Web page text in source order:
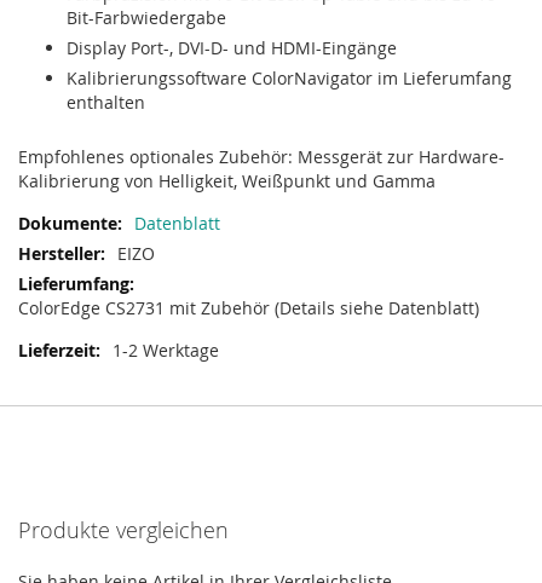
Bit-Farbwiedergabe
Display Port-, DVI-D- und HDMI-Eingänge
Kalibrierungssoftware ColorNavigator im Lieferumfang
enthalten
Empfohlenes optionales Zubehör: Messgerät zur Hardware-
Kalibrierung von Helligkeit, Weißpunkt und Gamma
Datenblatt
EIZO
ColorEdge CS2731 mit Zubehör (Details siehe Datenblatt)
1-2 Werktage
Produkte vergleichen